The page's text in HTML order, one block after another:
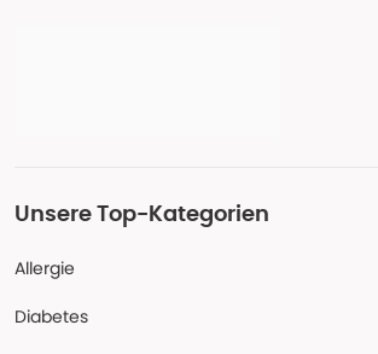
Unsere Top-Kategorien
Allergie
Diabetes